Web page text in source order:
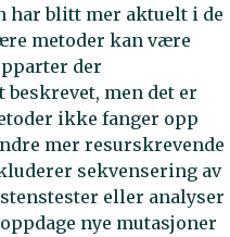
har blitt mer aktuelt i de
metoder kan være
der
men det er
ikke fanger opp
mer resurskrevende
sekvensering av
eller analyser
nye mutasjoner